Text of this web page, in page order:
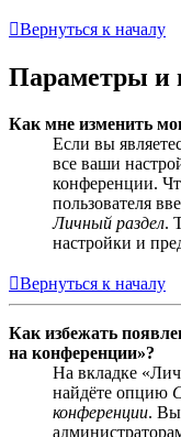
Вернуться к началу
Параметры и
Как мне изменить
Если вы
все ваши
конференции.
пользователя
Личный раздел.
настройки и
Вернуться к началу
Как избежать
на конференции»?
На вкладке
найдёте опцию
конференции.